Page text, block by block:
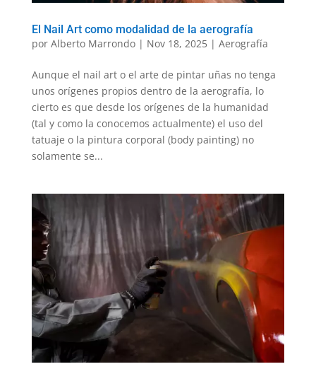
El Nail Art como modalidad de la aerografía
por Alberto Marrondo| Nov 18, 2025| Aerografía
Aunque el nail art o el arte de pintar uñas no tenga
unos orígenes propios dentro de la aerografía, lo
cierto es que desde los orígenes de la humanidad
(tal y como la conocemos actualmente) el uso del
tatuaje o la pintura corporal (body painting) no
solamente se...